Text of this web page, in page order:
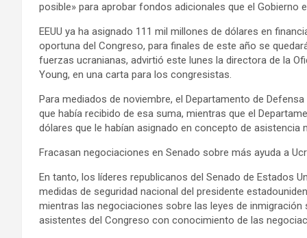
posible» para aprobar fondos adicionales que el Gobierno
EEUU ya ha asignado 111 mil millones de dólares en
oportuna del Congreso, para finales de este año se
fuerzas ucranianas, advirtió este lunes la directora de la
Young, en una carta para los congresistas.
Para mediados de noviembre, el Departamento de
que había recibido de esa suma, mientras que el
dólares que le habían asignado en concepto de asistencia
Fracasan negociaciones en Senado sobre más ayuda a
En tanto, los líderes republicanos del Senado de Estados
medidas de seguridad nacional del presidente
mientras las negociaciones sobre las leyes de
asistentes del Congreso con conocimiento de las